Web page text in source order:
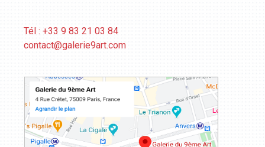
Tél : +33 9 83 21 03 84
contact@galerie9art.com